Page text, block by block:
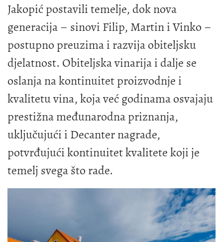
Jakopić postavili temelje, dok nova
generacija – sinovi Filip, Martin i Vinko –
postupno preuzima i razvija obiteljsku
djelatnost. Obiteljska vinarija i dalje se
oslanja na kontinuitet proizvodnje i
kvalitetu vina, koja već godinama osvajaju
prestižna međunarodna priznanja,
uključujući i Decanter nagrade,
potvrđujući kontinuitet kvalitete koji je
temelj svega što rade.